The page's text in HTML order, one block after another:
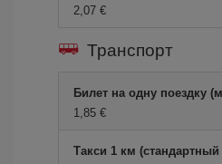
2,07 €
Транспорт
Билет на одну поездку
1,85 €
Такси 1 км